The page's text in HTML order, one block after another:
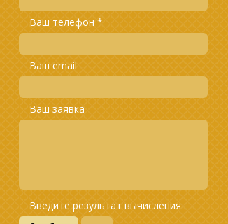
Ваш телефон *
Ваш email
Ваш заявка
Введите результат вычисления